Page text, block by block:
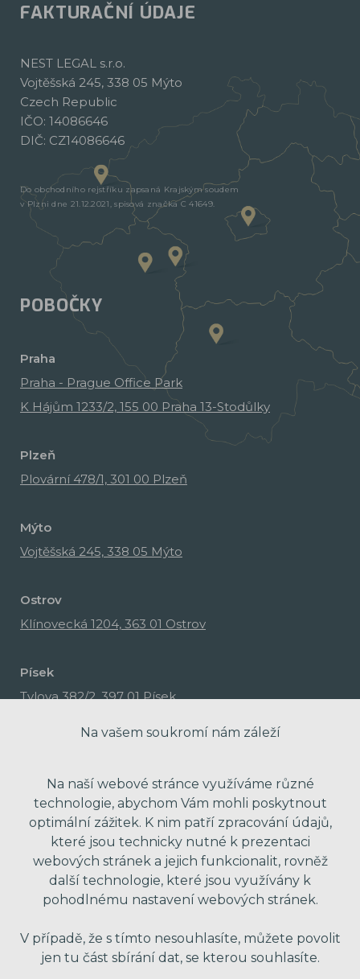
FAKTURAČNÍ ÚDAJE
NEST LEGAL s.r.o.
Vojtěšská 245, 338 05 Mýto
Czech Republic
IČO: 14086646
DIČ: CZ14086646
Do obchodního rejstříku zapsaná Krajským soudem
v Plzni dne 21.12.2021, spisová značka C 41649.
POBOČKY
Praha
Praha - Prague Office Park
K Hájům 1233/2, 155 00 Praha 13-Stodůlky
Plzeň
Plovární 478/1, 301 00 Plzeň
Mýto
Vojtěšská 245, 338 05 Mýto
Ostrov
Klínovecká 1204, 363 01 Ostrov
Písek
Tylova 382/2, 397 01 Písek
Na vašem soukromí nám záleží
Na naší webové stránce využíváme různé
technologie, abychom Vám mohli poskytnout
optimální zážitek. K nim patří zpracování údajů,
které jsou technicky nutné k prezentaci
webových stránek a jejich funkcionalit, rovněž
další technologie, které jsou využívány k
pohodlnému nastavení webových stránek.
V případě, že s tímto nesouhlasíte, můžete povolit
jen tu část sbírání dat, se kterou souhlasíte.